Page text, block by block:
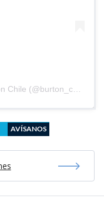
Una publicación compartida por Burton Chile (@burton_chile)
AVÍSANOS